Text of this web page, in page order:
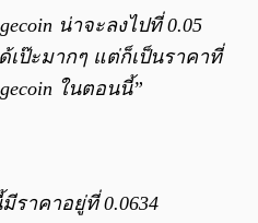
น่าจะลงไปที่ 0.05
เป๊ะมากๆ แต่ก็เป็นราคาที่
ในตอนนี้”
ราคาอยู่ที่ 0.0634